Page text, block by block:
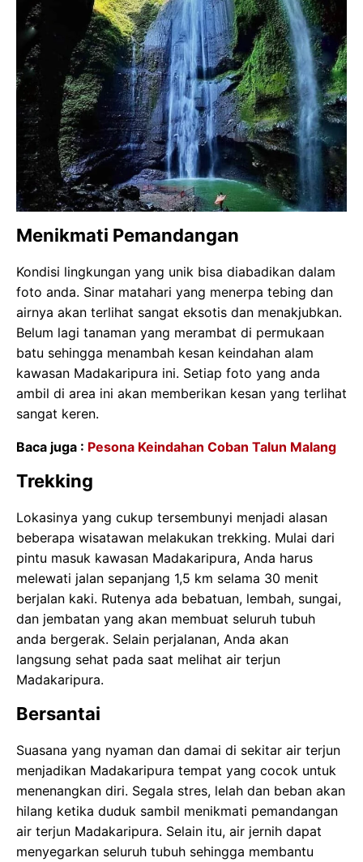
Menikmati Pemandangan
Kondisi lingkungan yang unik bisa diabadikan dalam
foto anda. Sinar matahari yang menerpa tebing dan
airnya akan terlihat sangat eksotis dan menakjubkan.
Belum lagi tanaman yang merambat di permukaan
batu sehingga menambah kesan keindahan alam
kawasan Madakaripura ini. Setiap foto yang anda
ambil di area ini akan memberikan kesan yang terlihat
sangat keren.
Baca juga : Pesona Keindahan Coban Talun Malang
Trekking
Lokasinya yang cukup tersembunyi menjadi alasan
beberapa wisatawan melakukan trekking. Mulai dari
pintu masuk kawasan Madakaripura, Anda harus
melewati jalan sepanjang 1,5 km selama 30 menit
berjalan kaki. Rutenya ada bebatuan, lembah, sungai,
dan jembatan yang akan membuat seluruh tubuh
anda bergerak. Selain perjalanan, Anda akan
langsung sehat pada saat melihat air terjun
Madakaripura.
Bersantai
Suasana yang nyaman dan damai di sekitar air terjun
menjadikan Madakaripura tempat yang cocok untuk
menenangkan diri. Segala stres, lelah dan beban akan
hilang ketika duduk sambil menikmati pemandangan
air terjun Madakaripura. Selain itu, air jernih dapat
menyegarkan seluruh tubuh sehingga membantu